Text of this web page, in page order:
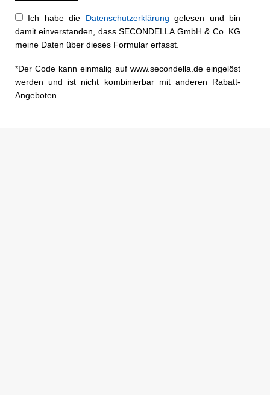
Ich habe die Datenschutzerklärung gelesen und bin
damit einverstanden, dass SECONDELLA GmbH & Co. KG
meine Daten über dieses Formular erfasst.
*Der Code kann einmalig auf www.secondella.de eingelöst
werden und ist nicht kombinierbar mit anderen Rabatt-
Angeboten.